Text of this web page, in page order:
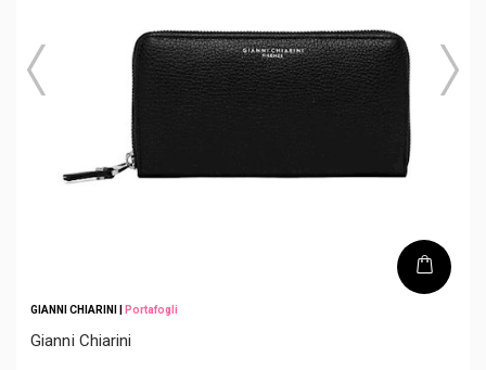
GIANNI CHIARINI Portafogli
Gianni Chiarini